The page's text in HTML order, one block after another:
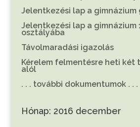
Jelentkezési lap a gimnázium
Jelentkezési lap a gimnázium
osztályába
Távolmaradási igazolás
Kérelem felmentésre heti két
alól
. . . további dokumentumok . . .
Hónap: 2016 december